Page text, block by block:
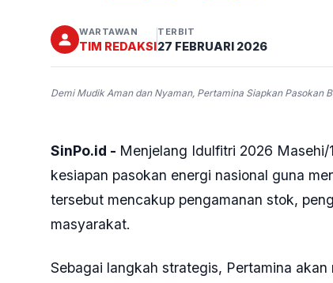
WARTAWAN
TIM REDAKSI
TERBIT
27 FEBRUARI 2026
Demi Mudik Aman dan Nyaman, Pertamina Siapkan Pasokan
SinPo.id - Menjelang Idulfitri 2026
kesiapan pasokan energi nasional guna
tersebut mencakup pengamanan stok,
masyarakat.
Sebagai langkah strategis, Pertamina